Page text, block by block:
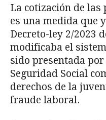
La cotización de
es una medida que
Decreto-ley 2/2023
modificaba el
sido presentada
Seguridad Social
derechos de la
fraude laboral.